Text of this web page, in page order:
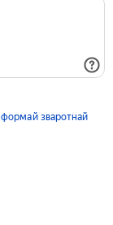
формай зваротнай